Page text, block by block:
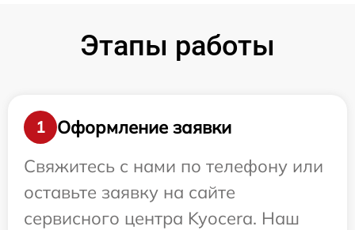
Этапы работы
1
Оформление заявки
Свяжитесь с нами по телефону или
оставьте заявку на сайте
сервисного центра Kyocera. Наш